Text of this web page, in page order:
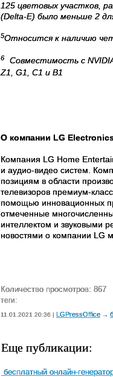
125 цветовых участков,
(Delta-E) было меньше 2
5Относится к наличию
6
Совместимость с
Z1, G1, C1 и B1
О компании LG
Компания LG Home
и аудио-видео систем.
позициям в области
телевизоров премиум-
помощью инновационных
отмеченные
интеллектом и звуковыми
новостями о компании LG
Количество просмотров: 867
теги:
11.01.2021 20:36 | LGPressOffice →
Еще публикации:
бесплатный онлайн-